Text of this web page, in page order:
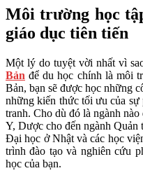
Môi trường học
giáo dục tiên tiến
Một lý do tuyệt vời nhất vì
Bản để du học chính là môi
Bản, bạn sẽ được học những
những kiến thức tối ưu của sự
tranh. Cho dù đó là ngành
Y, Dược cho đến ngành
Đại học ở Nhật và các học
trình đào tạo và nghiên cứu
học của bạn.